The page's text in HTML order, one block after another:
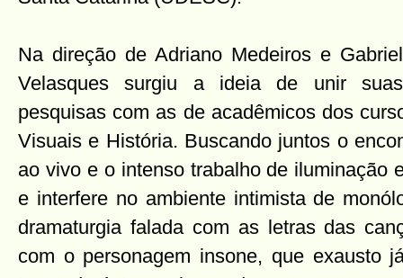
Na direção de Adriano Medeiros e Gabriel
Velasques surgiu a ideia de unir suas
pesquisas com as de acadêmicos dos
Visuais e História. Buscando juntos o
ao vivo e o intenso trabalho de iluminação
e interfere no ambiente intimista de
dramaturgia falada com as letras das
com o personagem insone, que exausto